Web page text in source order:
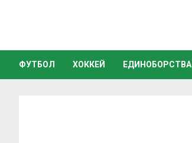
ФУТБОЛ ХОККЕЙ ЕДИНОБОРСТВА